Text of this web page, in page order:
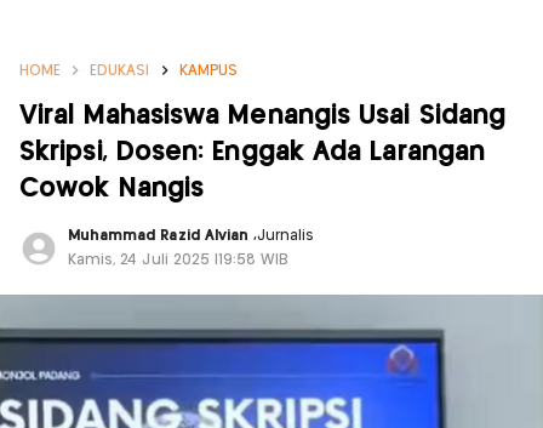
HOME EDUKASI KAMPUS
Viral Mahasiswa Menangis Usai Sidang
Skripsi, Dosen: Enggak Ada Larangan
Cowok Nangis
Muhammad Razid Alvian,Jurnalis
Kamis, 24 Juli 2025 |19:58 WIB